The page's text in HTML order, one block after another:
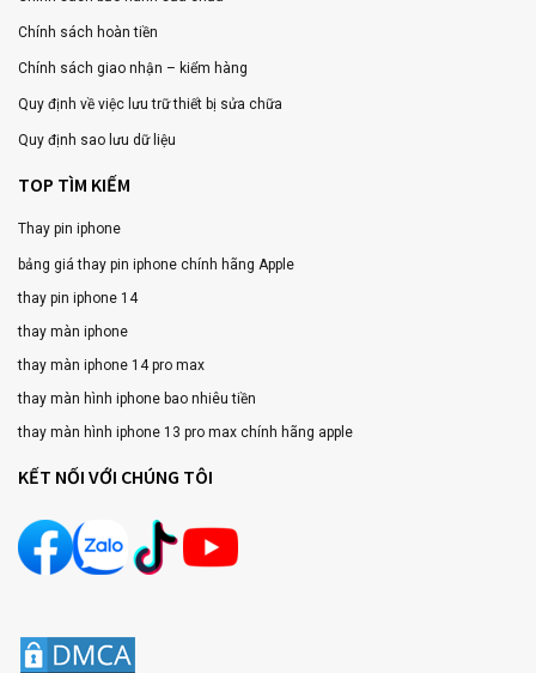
Chính sách hoàn tiền
Chính sách giao nhận – kiểm hàng
Quy định về việc lưu trữ thiết bị sửa chữa
Quy định sao lưu dữ liệu
TOP TÌM KIẾM
Thay pin iphone
bảng giá thay pin iphone chính hãng Apple
thay pin iphone 14
thay màn iphone
thay màn iphone 14 pro max
thay màn hình iphone bao nhiêu tiền
thay màn hình iphone 13 pro max chính hãng apple
KẾT NỐI VỚI CHÚNG TÔI